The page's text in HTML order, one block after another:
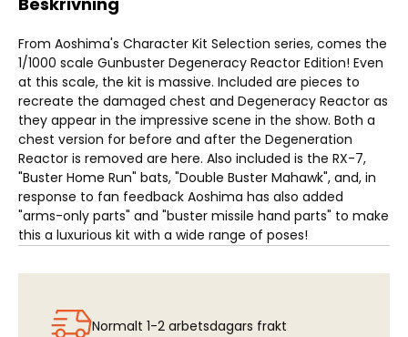
From Aoshima's Character Kit Selection series, comes the
1/1000 scale Gunbuster Degeneracy Reactor Edition! Even
at this scale, the kit is massive. Included are pieces to
recreate the damaged chest and Degeneracy Reactor as
they appear in the impressive scene in the show. Both a
chest version for before and after the Degeneration
Reactor is removed are here. Also included is the RX-7,
"Buster Home Run" bats, "Double Buster Mahawk", and, in
response to fan feedback Aoshima has also added
"arms-only parts" and "buster missile hand parts" to make
this a luxurious kit with a wide range of poses!
Normalt 1-2 arbetsdagars frakt